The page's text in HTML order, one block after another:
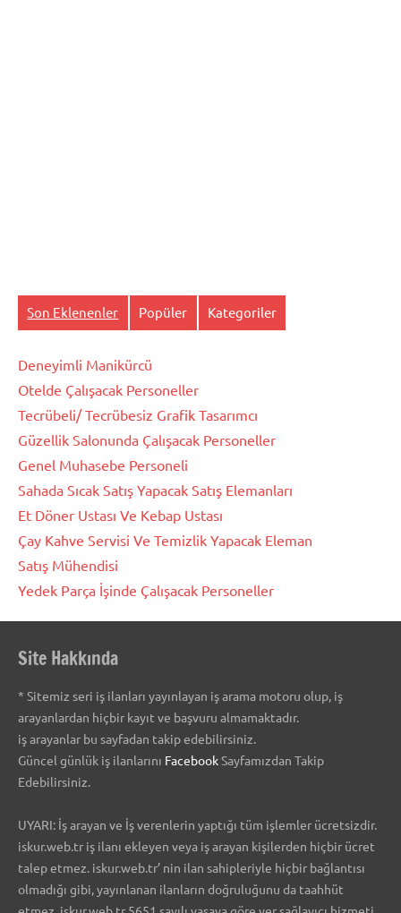
Son Eklenenler Popüler Kategoriler
Deneyimli Manikürcü
Otelde Çalışacak Personeller
Tecrübeli/ Tecrübesiz Grafik Tasarımcı
Güzellik Salonunda Çalışacak Personeller
Genel Muhasebe Personeli
Sahada Sıcak Satış Yapacak Satış Elemanları
Et Döner Ustası Ve Kebap Ustası
Çay Kahve Servisi Ve Temizlik Yapacak Eleman
Satış Mühendisi
Yedek Parça İşinde Çalışacak Personeller
Site Hakkında
* Sitemiz seri iş ilanları yayınlayan iş arama motoru olup, iş
arayanlardan hiçbir kayıt ve başvuru almamaktadır.
iş arayanlar bu sayfadan takip edebilirsiniz.
Güncel günlük iş ilanlarını FacebookSayfamızdan Takip
Edebilirsiniz.
UYARI: İş arayan ve İş verenlerin yaptığı tüm işlemler ücretsizdir.
iskur.web.tr iş ilanı ekleyen veya iş arayan kişilerden hiçbir ücret
talep etmez. iskur.web.tr’ nin ilan sahipleriyle hiçbir bağlantısı
olmadığı gibi, yayınlanan ilanların doğruluğunu da taahhüt